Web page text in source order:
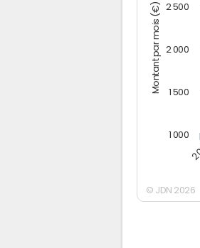
Montant par mois (€)
1 000
1 500
2 000
2 500
© JDN 2026